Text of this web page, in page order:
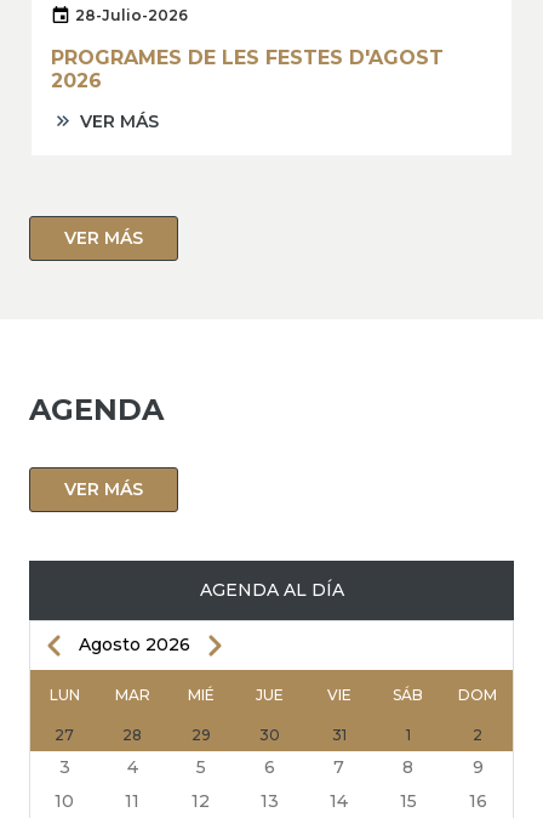
28-Julio-2026
PROGRAMES DE LES FESTES D'AGOST
2026
VER MÁS
VER MÁS
AGENDA
VER MÁS
AGENDA AL DÍA
PAGINACIÓN
AnteriorAgosto 2026 Siguiente
LUN MAR MIÉ JUE VIE SÁB DOM
27 28 29 30 31 1 2
3 4 5 6 7 8
9
10
11 12 13 14 15
16